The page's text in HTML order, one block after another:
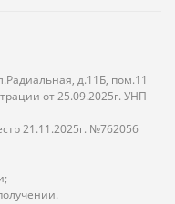
д.11Б, пом.11
от 25.09.2025г. УНП
21.11.2025г. №762056